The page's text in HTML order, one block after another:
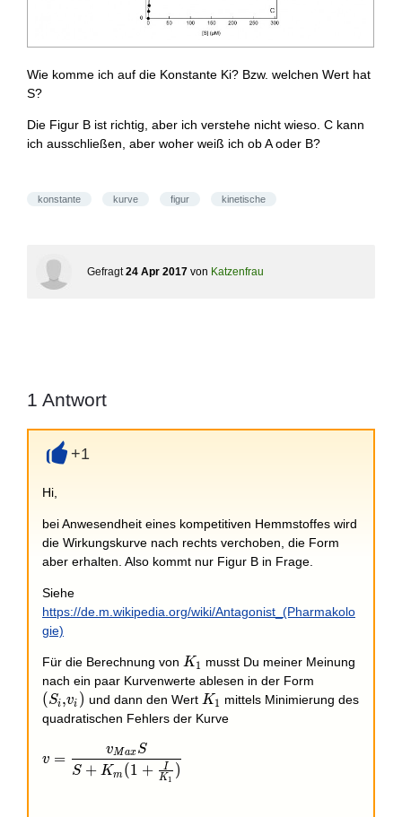
Wie komme ich auf die Konstante Ki? Bzw. welchen Wert hat
S?
Die Figur B ist richtig, aber ich verstehe nicht wieso. C kann
ich ausschließen, aber woher weiß ich ob A oder B?
konstante kurve figur kinetische
Gefragt 24 Apr 2017 von Katzenfrau
1 Antwort
+1
Hi,
bei Anwesendheit eines kompetitiven Hemmstoffes wird
die Wirkungskurve nach rechts verchoben, die Form
aber erhalten. Also kommt nur Figur B in Frage.
Siehe
https://de.m.wikipedia.org/wiki/Antagonist_(Pharmakolo
gie)
Für die Berechnung von K_1
K1 musst Du meiner Meinung
nach ein paar Kurvenwerte ablesen in der Form
v_i )
(Si,vi ) und dann den Wert K_1
K1 mittels Minimierung des
quadratischen Fehlers der Kurve
v = \frac{v_{Max} S }{ S+K_m(1+\frac{I}{K_1})}
v =
S + Km(1 + K1
I )
vMaxS